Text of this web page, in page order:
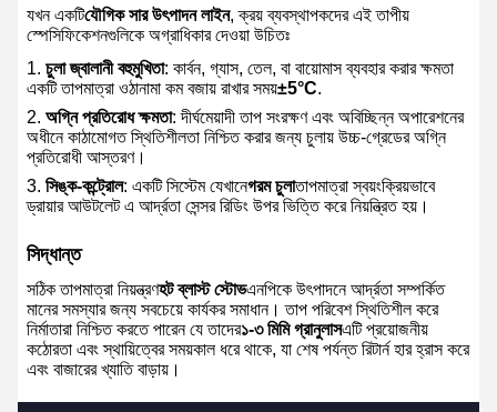
যখন একটিযৌগিক সার উৎপাদন লাইন, ক্রয় ব্যবস্থাপকদের এই তাপীয়
স্পেসিফিকেশনগুলিকে অগ্রাধিকার দেওয়া উচিতঃ
চুলা জ্বালানী বহুমুখিতা: কার্বন, গ্যাস, তেল, বা বায়োমাস ব্যবহার করার ক্ষমতা
একটি তাপমাত্রা ওঠানামা কম বজায় রাখার সময়±5°C.
অগ্নি প্রতিরোধ ক্ষমতা: দীর্ঘমেয়াদী তাপ সংরক্ষণ এবং অবিচ্ছিন্ন অপারেশনের
অধীনে কাঠামোগত স্থিতিশীলতা নিশ্চিত করার জন্য চুলায় উচ্চ-গ্রেডের অগ্নি
প্রতিরোধী আস্তরণ।
সিঙ্ক-কন্ট্রোল: একটি সিস্টেম যেখানেগরম চুলাতাপমাত্রা স্বয়ংক্রিয়ভাবে
ড্রায়ার আউটলেট এ আর্দ্রতা সেন্সর রিডিং উপর ভিত্তি করে নিয়ন্ত্রিত হয়।
সিদ্ধান্ত
সঠিক তাপমাত্রা নিয়ন্ত্রণহট ব্লাস্ট স্টোভএনপিকে উৎপাদনে আর্দ্রতা সম্পর্কিত
মানের সমস্যার জন্য সবচেয়ে কার্যকর সমাধান। তাপ পরিবেশ স্থিতিশীল করে
নির্মাতারা নিশ্চিত করতে পারেন যে তাদের১-৩ মিমি গ্রানুলাসএটি প্রয়োজনীয়
কঠোরতা এবং স্থায়িত্বের সময়কাল ধরে থাকে, যা শেষ পর্যন্ত রিটার্ন হার হ্রাস করে
এবং বাজারের খ্যাতি বাড়ায়।